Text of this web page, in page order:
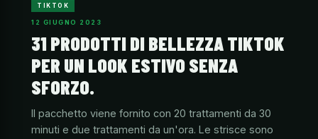
TIKTOK
12 GIUGNO 2023
31 PRODOTTI DI BELLEZZA TIKTOK
PER UN LOOK ESTIVO SENZA
SFORZO.
Il pacchetto viene fornito con 20 trattamenti da 30
minuti e due trattamenti da un'ora. Le strisce sono